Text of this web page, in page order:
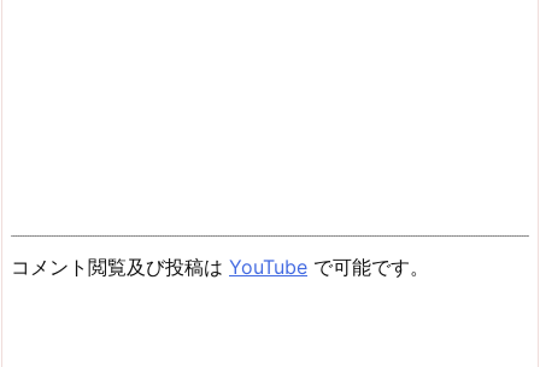
コメント閲覧及び投稿は YouTube で可能です。